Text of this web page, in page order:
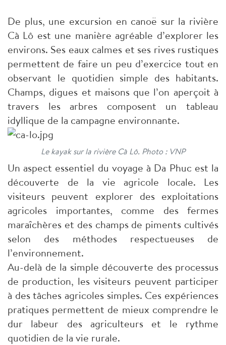
De plus, une excursion en canoë sur la rivière
Cà Lô est une manière agréable d’explorer les
environs. Ses eaux calmes et ses rives rustiques
permettent de faire un peu d’exercice tout en
observant le quotidien simple des habitants.
Champs, digues et maisons que l’on aperçoit à
travers les arbres composent un tableau
idyllique de la campagne environnante.
Le kayak sur la rivière Cà Lô. Photo : VNP
Un aspect essentiel du voyage à Da Phuc est la
découverte de la vie agricole locale. Les
visiteurs peuvent explorer des exploitations
agricoles importantes, comme des fermes
maraîchères et des champs de piments cultivés
selon des méthodes respectueuses de
l’environnement.
Au-delà de la simple découverte des processus
de production, les visiteurs peuvent participer
à des tâches agricoles simples. Ces expériences
pratiques permettent de mieux comprendre le
dur labeur des agriculteurs et le rythme
quotidien de la vie rurale.